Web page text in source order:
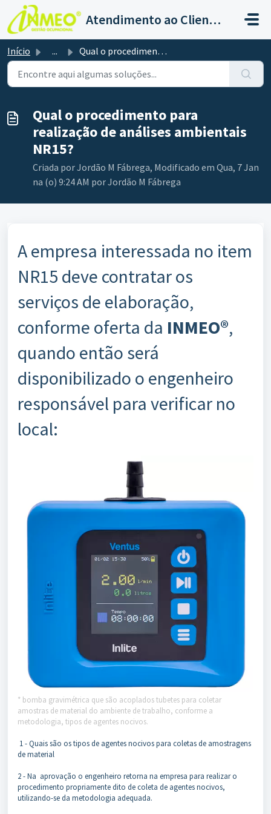
Ir para o conteúdo principal
Atendimento ao Cliente - Gestão SST
Início ... Qual o procedimento para realização de análises ambientai...
Qual o procedimento para
realização de análises ambientais
NR15?
Criada por Jordão M Fábrega, Modificado em Qua, 7 Jan
na (o) 9:24 AM por Jordão M Fábrega
A empresa interessada no item
NR15 deve contratar os
serviços de elaboração,
conforme oferta da INMEO®,
quando então será
disponibilizado o engenheiro
responsável para verificar no
local:
* bomba gravimétrica que são acoplados tubetes para coletar
amostras de material do ambiente de trabalho, conforme a
metodologia, tipos de agentes nocivos.
1 - Quais são os tipos de agentes nocivos para coletas de amostragens
de material
2 - Na aprovação o engenheiro retorna na empresa para realizar o
procedimento propriamente dito de coleta de agentes nocivos,
utilizando-se da metodologia adequada.